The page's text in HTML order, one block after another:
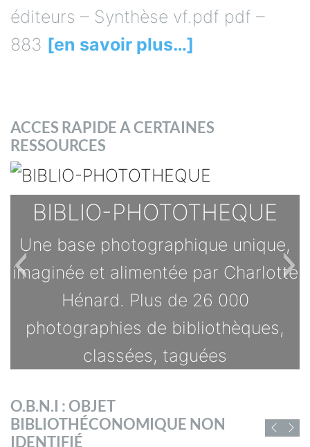
éditeurs – Synthèse vf.pdf pdf –
883 [en savoir plus…]
ACCES RAPIDE A CERTAINES
RESSOURCES
BIBLIO-PHOTOTHEQUE
Une base photographique unique,
imaginée et alimentée par Charlotte
Hénard. Plus de 26 000
photographies de bibliothèques,
classées, taguées
TOUTES LES OFFRES
D'EMPLOI DE
O.B.N.I : OBJET
BIBLIOTHÉCONOMIQUE NON
IDENTIFIÉ